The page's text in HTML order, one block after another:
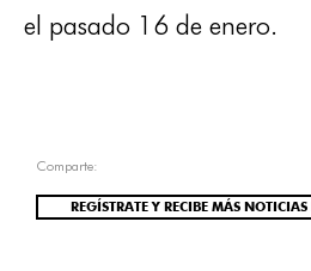
el pasado 16 de enero.
Comparte:
REGÍSTRATE Y RECIBE MÁS